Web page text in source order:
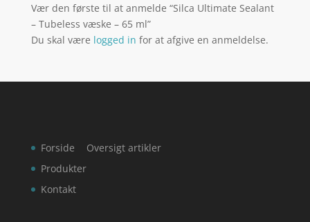
Vær den første til at anmelde “Silca Ultimate Sealant
– Tubeless væske – 65 ml”
Du skal være logged in for at afgive en anmeldelse.
Forside
Produkter
Kontakt
Oversigt artikler